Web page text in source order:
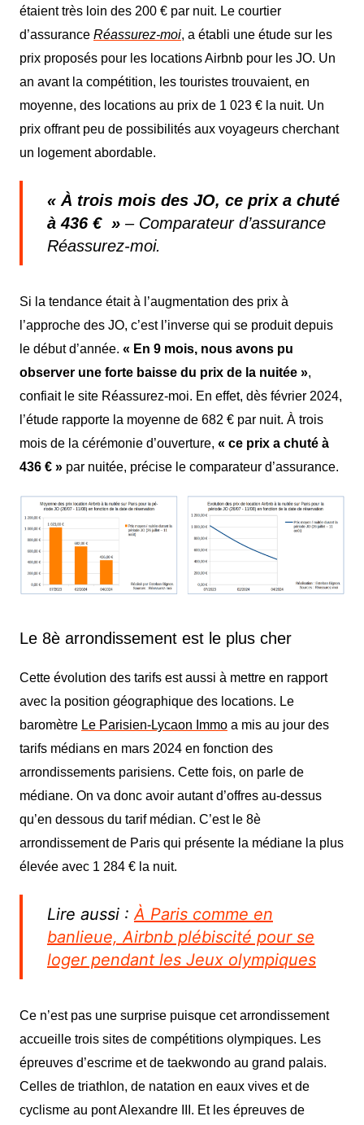
étaient très loin des 200 € par nuit. Le courtier
d’assurance Réassurez-moi, a établi une étude sur les
prix proposés pour les locations Airbnb pour les JO. Un
an avant la compétition, les touristes trouvaient, en
moyenne, des locations au prix de 1 023 € la nuit. Un
prix offrant peu de possibilités aux voyageurs cherchant
un logement abordable.
« À trois mois des JO, ce prix a chuté
à 436 € » – Comparateur d’assurance
Réassurez-moi.
Si la tendance était à l’augmentation des prix à
l’approche des JO, c’est l’inverse qui se produit depuis
le début d’année. « En 9 mois, nous avons pu
observer une forte baisse du prix de la nuitée »,
confiait le site Réassurez-moi. En effet, dès février 2024,
l’étude rapporte la moyenne de 682 € par nuit. À trois
mois de la cérémonie d’ouverture, « ce prix a chuté à
436 € »par nuitée, précise le comparateur d’assurance.
Le 8è arrondissement est le plus cher
Cette évolution des tarifs est aussi à mettre en rapport
avec la position géographique des locations. Le
baromètre Le Parisien-Lycaon Immoa mis au jour des
tarifs médians en mars 2024 en fonction des
arrondissements parisiens. Cette fois, on parle de
médiane. On va donc avoir autant d’offres au-dessus
qu’en dessous du tarif médian. C’est le 8è
arrondissement de Paris qui présente la médiane la plus
élevéeavec 1 284 € la nuit.
Lire aussi :À Paris comme en
banlieue, Airbnb plébiscité pour se
loger pendant les Jeux olympiques
Ce n’est pas une surprise puisque cet arrondissement
accueille trois sites de compétitions olympiques. Les
épreuves d’escrime et de taekwondo au grand palais.
Celles de triathlon, de natation en eaux vives et de
cyclisme au pont Alexandre III. Et les épreuves de